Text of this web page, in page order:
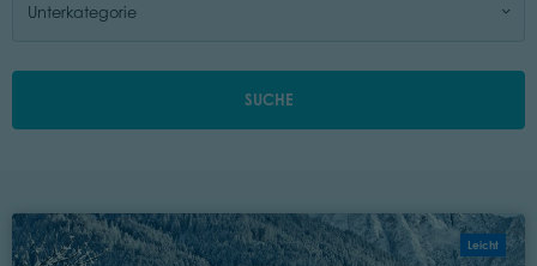
Unterkategorie
SUCHE
Leicht